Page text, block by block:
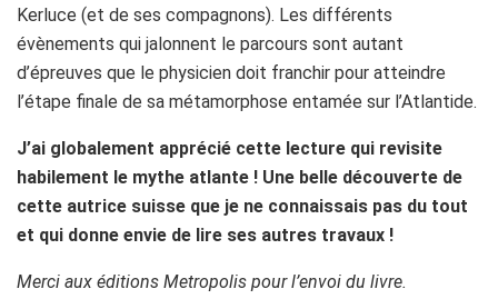
Kerluce (et de ses compagnons). Les différents
évènements qui jalonnent le parcours sont autant
d’épreuves que le physicien doit franchir pour atteindre
l’étape finale de sa métamorphose entamée sur l’Atlantide.
J’ai globalement apprécié cette lecture qui revisite
habilement le mythe atlante ! Une belle découverte de
cette autrice suisse que je ne connaissais pas du tout
et qui donne envie de lire ses autres travaux !
Merci aux éditions Metropolis pour l’envoi du livre.